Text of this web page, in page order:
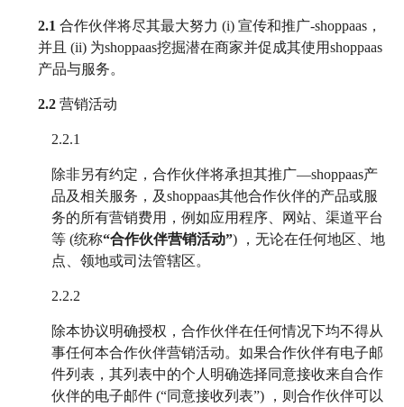
2.1 合作伙伴将尽其最大努力 (i) 宣传和推广-shoppaas，
并且 (ii) 为shoppaas挖掘潜在商家并促成其使用shoppaas
产品与服务。
2.2 营销活动
2.2.1
除非另有约定，合作伙伴将承担其推广—shoppaas产
品及相关服务，及shoppaas其他合作伙伴的产品或服
务的所有营销费用，例如应用程序、网站、渠道平台
等 (统称“合作伙伴营销活动”) ，无论在任何地区、地
点、领地或司法管辖区。
2.2.2
除本协议明确授权，合作伙伴在任何情况下均不得从
事任何本合作伙伴营销活动。如果合作伙伴有电子邮
件列表，其列表中的个人明确选择同意接收来自合作
伙伴的电子邮件 (“同意接收列表”) ，则合作伙伴可以